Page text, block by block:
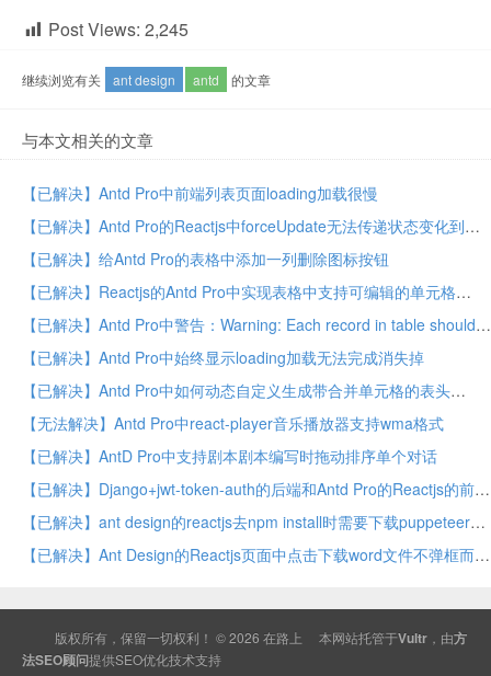
Post Views: 2,245
继续浏览有关 ant design antd 的文章
与本文相关的文章
【已解决】Antd Pro中前端列表页面loading加载很慢
【已解决】Antd Pro的Reactjs中forceUpdate无法传递状态变化到子元素
【已解决】给Antd Pro的表格中添加一列删除图标按钮
【已解决】Reactjs的Antd Pro中实现表格中支持可编辑的单元格
【已解决】Antd Pro中警告：Warning: Each record in table should have a unique `key` prop,or set `rowKey` to an unique primary key
【已解决】Antd Pro中始终显示loading加载无法完成消失掉
【已解决】Antd Pro中如何动态自定义生成带合并单元格的表头
【无法解决】Antd Pro中react-player音乐播放器支持wma格式
【已解决】AntD Pro中支持剧本剧本编写时拖动排序单个对话
【已解决】Django+jwt-token-auth的后端和Antd Pro的Reactjs的前端实现用户名密码错误人性化提示
【已解决】ant design的reactjs去npm install时需要下载puppeteer的Chromium且速度很慢
【已解决】Ant Design的Reactjs页面中点击下载word文件不弹框而直接下载
版权所有，保留一切权利！ © 2026 在路上 本网站托管于Vultr ，由方
法SEO顾问提供SEO优化技术支持